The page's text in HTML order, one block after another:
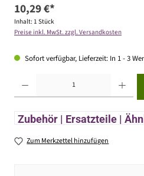
10,29 €*
Inhalt: 1 Stück
Preise inkl. MwSt. zzgl. Versandkosten
Sofort verfügbar, Lieferzeit: In 1 - 3
Zubehör | Ersatzteile |
Zum Merkzettel hinzufügen